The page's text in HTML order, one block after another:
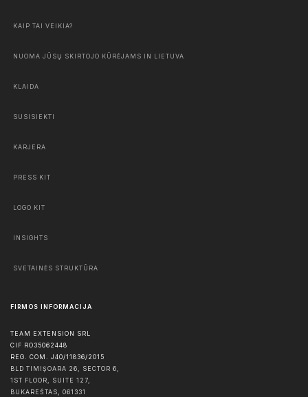
KAIP TAI VEIKIA?
NUOMA JŪSŲ SKIRTOJO KŪRĖJAMS IN LIETUVA
KLAIDA
SUSISIEKTI
KARJERA
PRESS KIT
LOGO KIT
INSIGHTS
SVETAINĖS STRUKTŪRA
FIRMOS INFORMACIJA
TEAM EXTENSION SRL
CIF RO35062448
REG. COM. J40/11836/2015
BLD TIMIȘOARA 26, SECTOR 6,
1ST FLOOR, SUITE 127,
BUKAREŠTAS, 061331